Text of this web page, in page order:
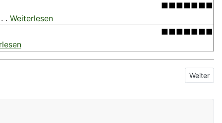
■■■■■■■
. Weiterlesen
■■■■■■■
Nächster
Weiter